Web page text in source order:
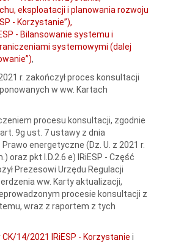
eksploatacji i planowania rozwoju
- Korzystanie”),
- Bilansowanie systemu i
systemowymi (dalej
,
r. zakończył proces konsultacji
w ww. Kartach
procesu konsultacji, zgodnie
9g ust. 7 ustawy z dnia
energetyczne (Dz. U. z 2021 r.
oraz pkt I.D.2.6 e) IRiESP - Część
Prezesowi Urzędu Regulacji
ww. Karty aktualizacji,
procesie konsultacji z
wraz z raportem z tych
CK/14/2021 IRiESP - Korzystanie i